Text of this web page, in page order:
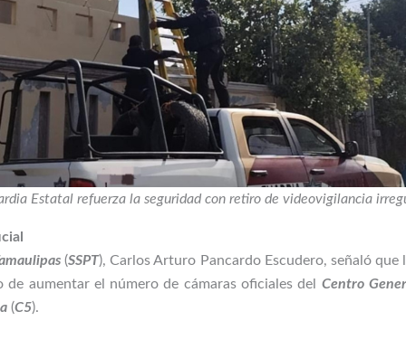
Estatal refuerza la seguridad con retiro de videovigilancia
(SSPT), Carlos Arturo Pancardo Escudero, señaló
aumentar el número de cámaras oficiales del Centro
(C5).